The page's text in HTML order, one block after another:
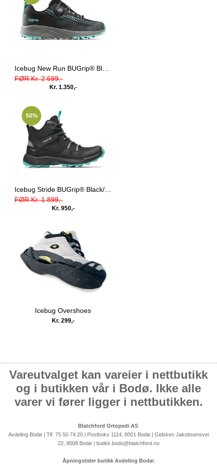
Icebug New Run BUGrip® Black/Jade Mist GTX
FØR Kr. 2.699,-
Kr. 1.350,-
50%
Icebug Stride BUGrip® Black/Jade Mist
FØR Kr. 1.899,-
Kr. 950,-
Icebug Overshoes
Kr. 299,-
Vareutvalget kan vareier i nettbutikk
og i butikken vår i Bodø. Ikke alle
varer vi fører ligger i nettbutikken.
Blatchford Ortopedi AS
Avdeling Bodø | Tlf: 75 50 74 20 | Postboks 1114, 8001 Bodø | Gidsken Jakobsensvei
22, 8008 Bodø | butikk.bodo@blatchford.no
Åpningstider butikk Avdeling Bodø: